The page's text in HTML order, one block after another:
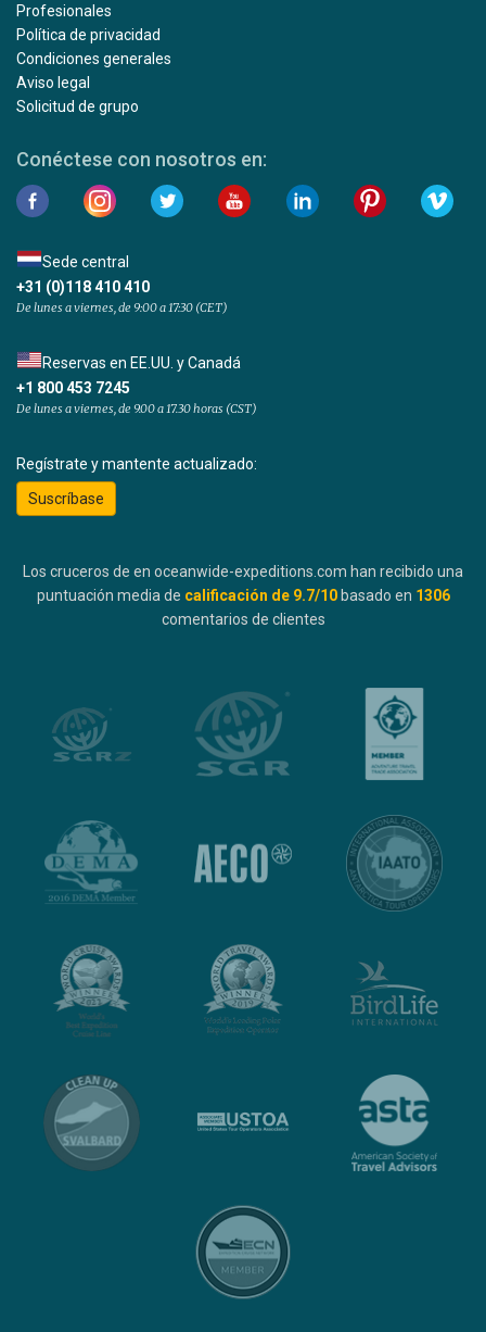
Profesionales
Política de privacidad
Condiciones generales
Aviso legal
Solicitud de grupo
Conéctese con nosotros en:
Sede central
+31 (0)118 410 410
De lunes a viernes, de 9:00 a 17:30 (CET)
Reservas en EE.UU. y Canadá
+1 800 453 7245
De lunes a viernes, de 9.00 a 17.30 horas (CST)
Regístrate y mantente actualizado:
Suscríbase
Los cruceros de en oceanwide-expeditions.com han recibido una
puntuación media de calificación de 9.7/10 basado en 1306
comentarios de clientes